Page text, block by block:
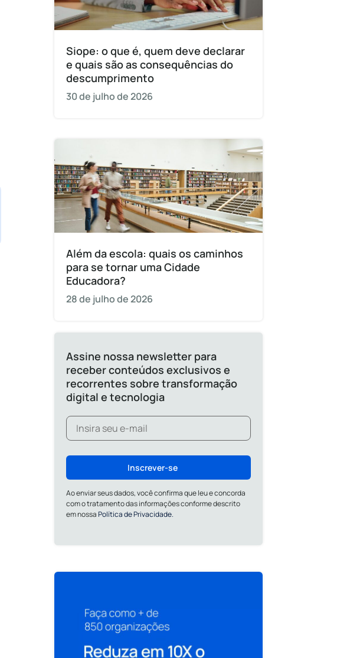
Siope: o que é, quem deve declarar
e quais são as consequências do
descumprimento
30 de julho de 2026
Além da escola: quais os caminhos
para se tornar uma Cidade
Educadora?
28 de julho de 2026
Assine nossa newsletter para
receber conteúdos exclusivos e
recorrentes sobre transformação
digital e tecnologia
Inscrever-se
Ao enviar seus dados, você confirma que leu e concorda
com o tratamento das informações conforme descrito
em nossaPolítica de Privacidade.